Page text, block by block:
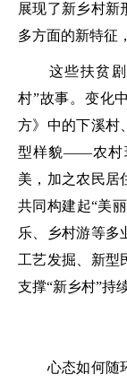
展现了新乡村新
多方面的新特征
这些扶贫剧
村”故事。变化
方》中的下溪村
型样貌——农村
美，加之农民居
共同构建起“美
乐、乡村游等多
工艺发掘、新型
支撑“新乡村”持
心态如何随环